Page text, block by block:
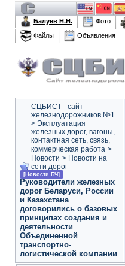
Балуев Н.Н.
Фото
Файлы
Объявления
СЦБИСТ - сайт
железнодорожников №1
> Эксплуатация
железных дорог, вагоны,
контактная сеть, связь,
коммерческая работа >
Новости > Новости на
сети дорог
[Новости БЧ]
Руководители железных
дорог Беларуси, России
и Казахстана
договорились о базовых
принципах создания и
деятельности
Объединенной
транспортно-
логистической компании